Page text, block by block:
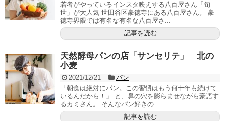
若者がやっているインスタ映えする八百屋さん「旬
世」が大人気 世田谷区豪徳寺にある八百屋さん。 豪
徳寺界隈では有名な有名な八百屋さ...
記事を読む
天然酵母パンの店「サンセリテ」 北の
小麦
2021/12/21
パン
「朝食は絶対にパン。この習慣はもう何十年も続けて
いるんだから！」 と、鼻の穴を膨らませながら豪語す
るカミさん。 そんなパン好きの...
記事を読む